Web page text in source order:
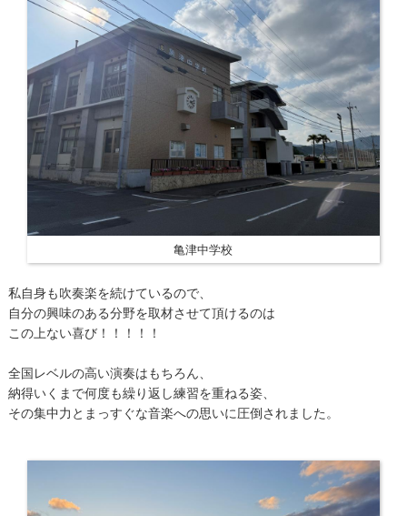
亀津中学校
私自身も吹奏楽を続けているので、
自分の興味のある分野を取材させて頂けるのは
この上ない喜び！！！！！
全国レベルの高い演奏はもちろん、
納得いくまで何度も繰り返し練習を重ねる姿、
その集中力とまっすぐな音楽への思いに圧倒されました。